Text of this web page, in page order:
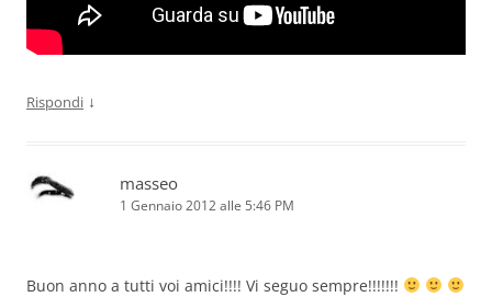
Rispondi ↓
masseo
1 Gennaio 2012 alle 5:46 PM
Buon anno a tutti voi amici!!!! Vi seguo sempre!!!!!!!